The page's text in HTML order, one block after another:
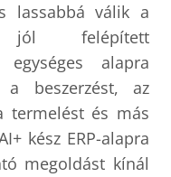
lassabbá válik a
jól felépített
egységes alapra
a beszerzést, az
termelést és más
kész ERP-alapra
megoldást kínál